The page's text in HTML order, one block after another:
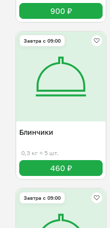
900 ₽
Завтра c 09:00
Блинчики
0,3 кг ≈ 5 шт.
460 ₽
Завтра c 09:00